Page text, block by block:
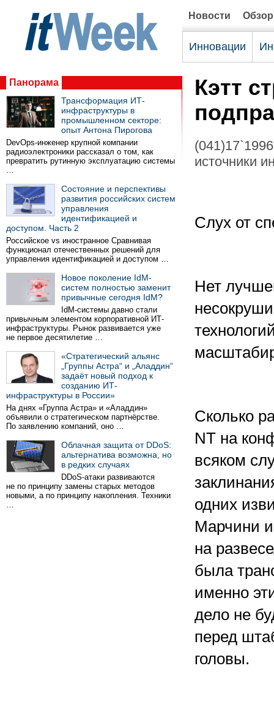
Новости
Инновации
Панорама
Трансформация ИТ-
инфраструктуры в
промышленном секторе:
опыт Антона Пирогова
DevOps-инженер крупной компании
радиоэлектроники рассказал о том, как
превратить рутинную эксплуатацию системы
…
Состояние и перспективы
развития российских систем
управления
идентификацией и
доступом. Часть 2
Российское vs иностранное Сравнивая
функционал отечественных решений для
управления идентификацией и доступом …
Новое поколение IdM-
систем полностью заменит
привычные сегодня IdM?
IdM-системы давно стали
привычным элементом корпоративной ИТ-
инфраструктуры. Рынок развивается уже
не первое десятилетие …
«Стратегический альянс
„Группы Астра“ и „Аладдин“
задаёт новый подход к
созданию ИТ-
инфраструктуры в России»
На днях «Группа Астра» и «Аладдин»
объявили о стратегическом партнёрстве.
По заявлению компаний, оно …
Облачная защита от DDoS:
альтернатива возможна, но
в редких случаях
DDoS-атаки развиваются
не по принципу замены старых методов
новыми, а по принципу накопления. Техники
…
Кэтт
(041)17`1996
источники
Слух от
Нет
Сколько
NT на
всяком
одних
Марчини
на
была
именно
дело не
перед
головы.